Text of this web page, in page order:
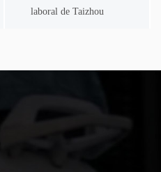
laboral de Taizhou